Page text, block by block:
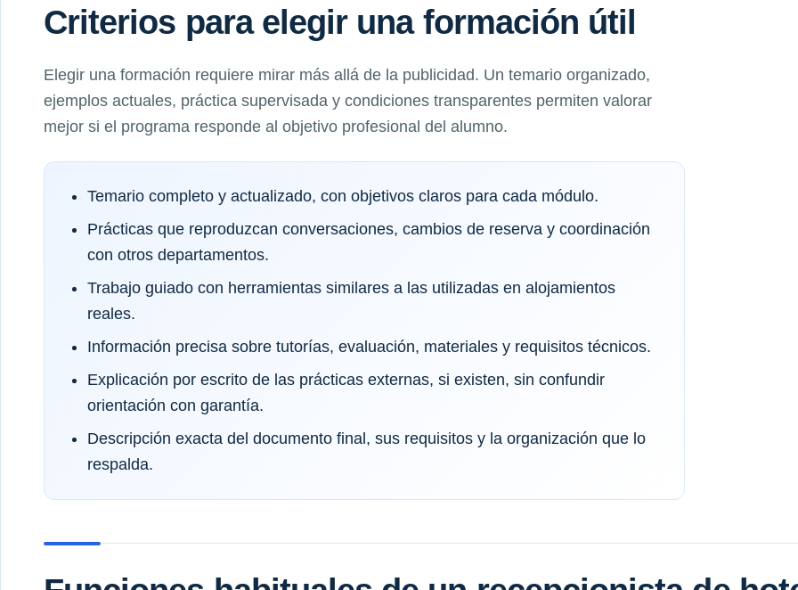
Criterios para elegir una formación útil
Elegir una formación requiere mirar más allá de la publicidad. Un temario organizado,
ejemplos actuales, práctica supervisada y condiciones transparentes permiten valorar
mejor si el programa responde al objetivo profesional del alumno.
Temario completo y actualizado, con objetivos claros para cada módulo.
Prácticas que reproduzcan conversaciones, cambios de reserva y coordinación
con otros departamentos.
Trabajo guiado con herramientas similares a las utilizadas en alojamientos
reales.
Información precisa sobre tutorías, evaluación, materiales y requisitos técnicos.
Explicación por escrito de las prácticas externas, si existen, sin confundir
orientación con garantía.
Descripción exacta del documento final, sus requisitos y la organización que lo
respalda.